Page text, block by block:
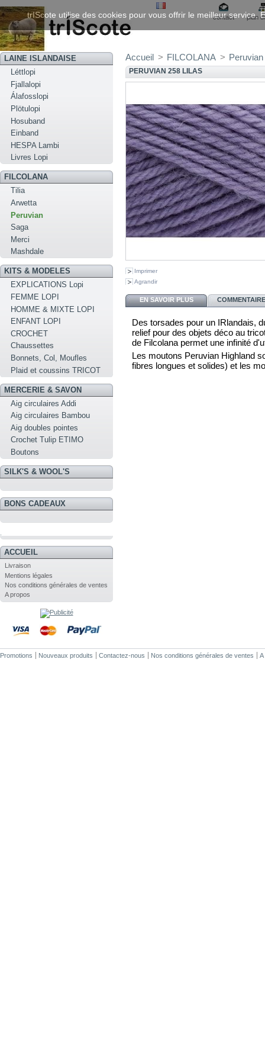
contact plan
LAINE ISLANDAISE
Léttlopi
Fjallalopi
Álafosslopi
Plötulopi
Hosuband
Einband
HESPA Lambi
Livres Lopi
FILCOLANA
Tilia
Arwetta
Peruvian
Saga
Merci
Mashdale
KITS & MODELES
EXPLICATIONS Lopi
FEMME LOPI
HOMME & MIXTE LOPI
ENFANT LOPI
CROCHET
Chaussettes
Bonnets, Col, Moufles
Plaid et coussins TRICOT
MERCERIE & SAVON
Aig circulaires Addi
Aig circulaires Bambou
Aig doubles pointes
Crochet Tulip ETIMO
Boutons
SILK'S & WOOL'S
BONS CADEAUX
ACCUEIL
Livraison
Mentions légales
Nos conditions générales de ventes
A propos
Accueil > FILCOLANA > Peruvian
PERUVIAN 258 LILAS
Imprimer
Agrandir
EN SAVOIR PLUS
Des torsades pour un IRlandais,
relief pour des objets déco au
de Filcolana permet une infinité
Les moutons Peruvian Highland
fibres longues et solides) et les
Promotions Nouveaux produits Contactez-nous Nos conditions générales de ventes A
trIScote utilise des cookies pour vous offrir le meilleur